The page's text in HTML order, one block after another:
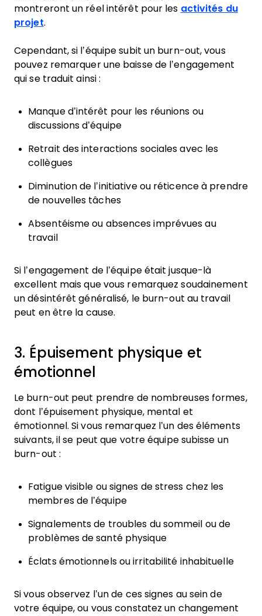
montreront un réel intérêt pour les activités du
projet.
Cependant, si l’équipe subit un burn-out, vous
pouvez remarquer une baisse de l’engagement
qui se traduit ainsi :
Manque d’intérêt pour les réunions ou
discussions d’équipe
Retrait des interactions sociales avec les
collègues
Diminution de l’initiative ou réticence à prendre
de nouvelles tâches
Absentéisme ou absences imprévues au
travail
Si l’engagement de l’équipe était jusque-là
excellent mais que vous remarquez soudainement
un désintérêt généralisé, le burn-out au travail
peut en être la cause.
3. Épuisement physique et
émotionnel
Le burn-out peut prendre de nombreuses formes,
dont l’épuisement physique, mental et
émotionnel. Si vous remarquez l’un des éléments
suivants, il se peut que votre équipe subisse un
burn-out :
Fatigue visible ou signes de stress chez les
membres de l’équipe
Signalements de troubles du sommeil ou de
problèmes de santé physique
Éclats émotionnels ou irritabilité inhabituelle
Si vous observez l’un de ces signes au sein de
votre équipe, ou vous constatez un changement